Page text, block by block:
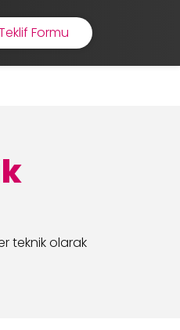
Formu
teknik olarak